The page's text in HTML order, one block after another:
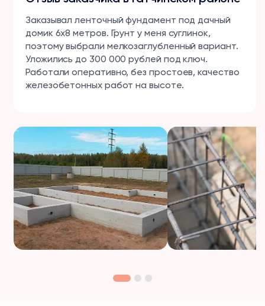
Заказывал ленточный фундамент под дачный
домик 6х8 метров. Грунт у меня суглинок,
поэтому выбрали мелкозаглубленный вариант.
Уложились до 300 000 рублей под ключ.
Работали оперативно, без простоев, качество
железобетонных работ на высоте.